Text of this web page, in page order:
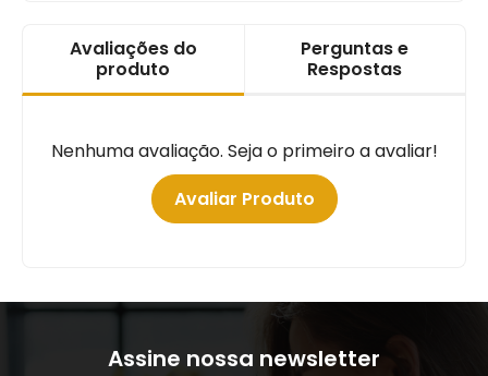
Avaliações do
produto
Perguntas e
Respostas
Nenhuma avaliação. Seja o primeiro a avaliar!
Avaliar Produto
Assine nossa newsletter